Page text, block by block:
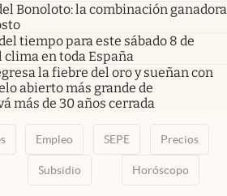
Bonoloto: la combinación ganadora
tiempo para este sábado 8 de
clima en toda España
la fiebre del oro y sueñan con
abierto más grande de
más de 30 años cerrada
Empleo SEPE Precios
Subsidio Horóscopo